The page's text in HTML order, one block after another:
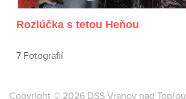
Rozlúčka s tetou Heňou
7 Fotografií
Copyright © 2026 DSS Vranov nad Topľou